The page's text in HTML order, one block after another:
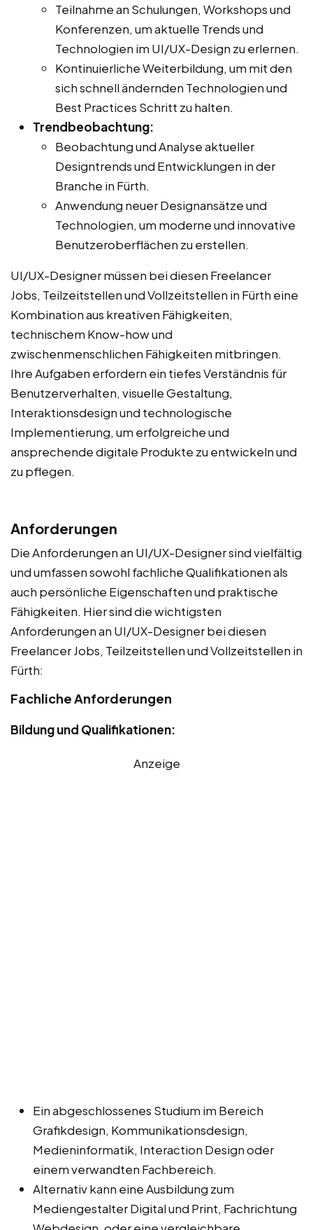
Teilnahme an Schulungen, Workshops und
Konferenzen, um aktuelle Trends und
Technologien im UI/UX-Design zu erlernen.
Kontinuierliche Weiterbildung, um mit den
sich schnell ändernden Technologien und
Best Practices Schritt zu halten.
Trendbeobachtung:
Beobachtung und Analyse aktueller
Designtrends und Entwicklungen in der
Branche in Fürth.
Anwendung neuer Designansätze und
Technologien, um moderne und innovative
Benutzeroberflächen zu erstellen.
UI/UX-Designer müssen bei diesen Freelancer
Jobs, Teilzeitstellen und Vollzeitstellen in Fürth eine
Kombination aus kreativen Fähigkeiten,
technischem Know-how und
zwischenmenschlichen Fähigkeiten mitbringen.
Ihre Aufgaben erfordern ein tiefes Verständnis für
Benutzerverhalten, visuelle Gestaltung,
Interaktionsdesign und technologische
Implementierung, um erfolgreiche und
ansprechende digitale Produkte zu entwickeln und
zu pflegen.
Anforderungen
Die Anforderungen an UI/UX-Designer sind vielfältig
und umfassen sowohl fachliche Qualifikationen als
auch persönliche Eigenschaften und praktische
Fähigkeiten. Hier sind die wichtigsten
Anforderungen an UI/UX-Designer bei diesen
Freelancer Jobs, Teilzeitstellen und Vollzeitstellen in
Fürth:
Fachliche Anforderungen
Bildung und Qualifikationen:
Anzeige
Ein abgeschlossenes Studium im Bereich
Grafikdesign, Kommunikationsdesign,
Medieninformatik, Interaction Design oder
einem verwandten Fachbereich.
Alternativ kann eine Ausbildung zum
Mediengestalter Digital und Print, Fachrichtung